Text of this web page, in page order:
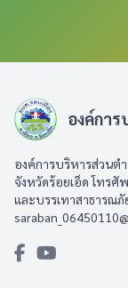
องค์กา
องค์การบริหารส่วนต
จังหวัดร้อยเอ็ด โทร
และบรรเทาสาธารณ